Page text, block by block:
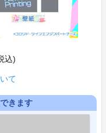
込)
て
きます